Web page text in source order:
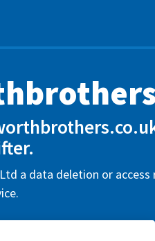
a data deletion or